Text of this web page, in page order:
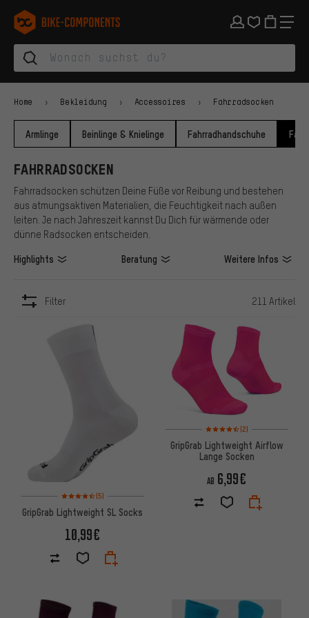
Zur Hauptnavigation springen
Zur Kategorienavigation springen
Zum Inhalt springen
Zu Marken und Newsletter springen
Zur Fußzeile springen
bike-components.de Startseite
Home Bekleidung Accessoires Fahrradsocken
Armlinge Beinlinge & Knielinge Fahrradhandschuhe
FAHRRADSOCKEN
Fahrradsocken schützen Deine Füße vor Reibung und bestehen
aus atmungsaktiven Materialien, die Feuchtigkeit nach außen
leiten. Je nach Jahreszeit kannst Du Dich für wärmende oder
dünne Radsocken entscheiden.
Highlights Beratung Weitere Infos
Filter 211 Artikel
Bewertungen: 4,5 von 5 basierend auf 5 Bewertungen
(5)
GripGrab Lightweight SL Socks
10,99€
Bewertungen: 4,5 von 5
(2)
GripGrab Lightweight Airflow
Lange Socken
AB 6,99€